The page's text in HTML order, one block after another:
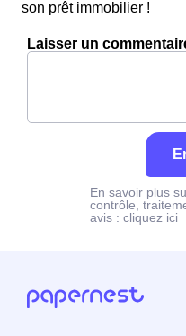
son prêt immobilier !
Laisser un
En savoir plus
contrôle,
avis : cliquez ici